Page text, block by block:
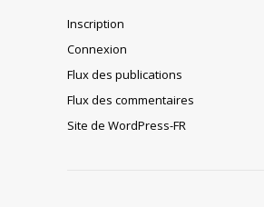
Inscription
Connexion
Flux des publications
Flux des commentaires
Site de WordPress-FR